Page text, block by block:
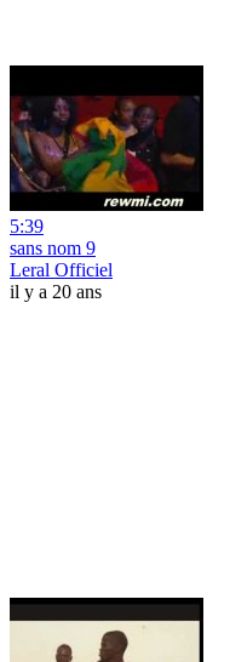
5:39
sans nom 9
Leral Officiel
il y a 20 ans